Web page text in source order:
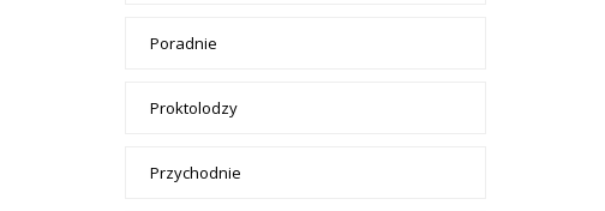
Poradnie
Proktolodzy
Przychodnie